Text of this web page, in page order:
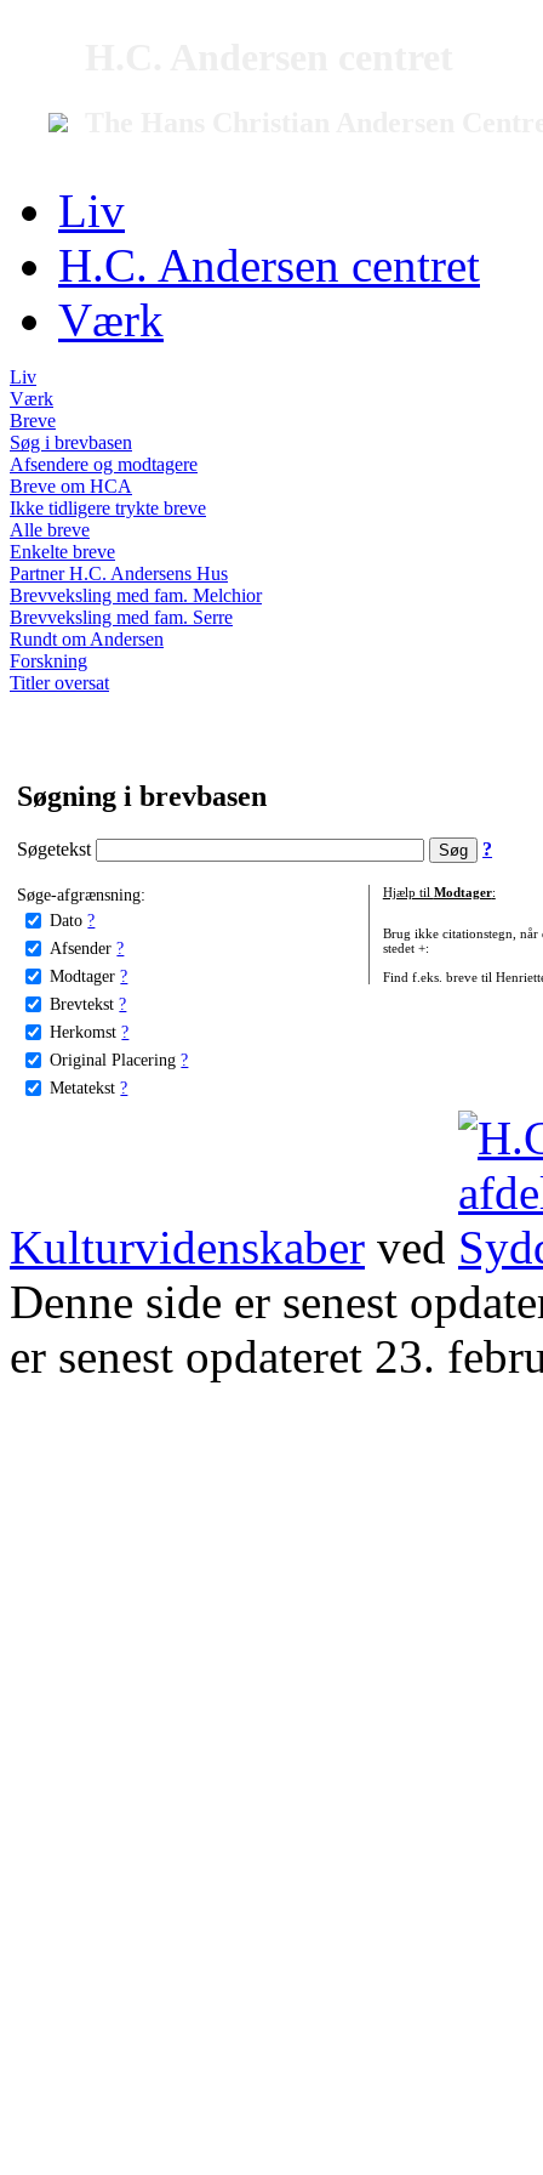
Liv
H.C. Andersen centret
Værk
Liv
Værk
Breve
Søg i brevbasen
Afsendere og modtagere
Breve om HCA
Ikke tidligere trykte breve
Alle breve
Enkelte breve
Partner H.C. Andersens Hus
Brevveksling med fam. Melchior
Brevveksling med fam. Serre
Rundt om Andersen
Forskning
Titler oversat
Søgning i brevbasen
Søgetekst ?
Søge-afgrænsning:
Dato ?
Afsender ?
Modtager ?
Brevtekst ?
Herkomst ?
Original Placering ?
Metatekst ?
Hjælp til Modtager:
Brug ikke citationstegn, når
stedet +:
Find f.eks. breve til
Kulturvidenskaber ved
Denne side er senest
er senest opdateret 23.